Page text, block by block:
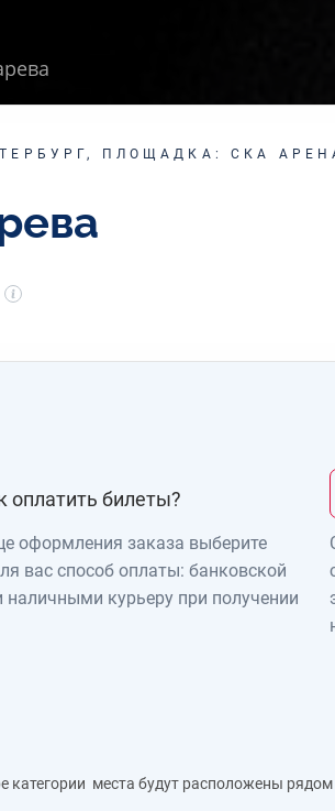
ПЛОЩАДКА: СКА
оплатить билеты?
оформления заказа выберите
вас способ оплаты: банковской
наличными курьеру при получении
места будут расположены